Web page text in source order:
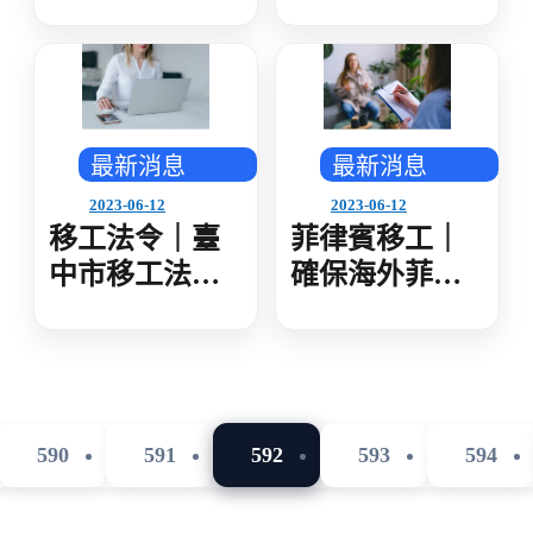
次 查核逾158萬
家次 移工超額
違規2.82％
工規定 國內招
募後仍有缺口
需增加3K關聯
行業
最新消息
2023-06-12
移工法令｜臺
中市移工法令
最新消息
2023-06-12
菲律賓移工｜
確保海外菲勞
態 臺、菲仲介
加強合作
590 591 592 593 594